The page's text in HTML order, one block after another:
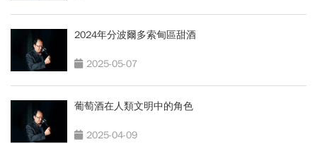
2024年分波爾多索甸區甜酒
2025-05-07
葡萄酒在人類文明中的角色
2025-04-09